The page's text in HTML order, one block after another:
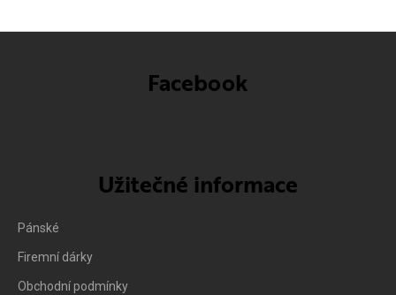
Facebook
Užitečné informace
Pánské
Firemní dárky
Obchodní podmínky